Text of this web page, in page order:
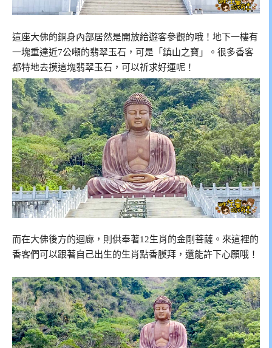
這座大佛的銅身內部居然是開放給遊客參觀的哦！地下一樓有
一塊重達近7公噸的翡翠玉石，可是「鎮山之寶」。很多香客
都特地去摸這塊翡翠玉石，可以祈求好運呢！
而在大佛後方的迴廊，則供奉著12生肖的金剛菩薩。來這裡的
香客們可以跟著自己出生的生肖點香膜拜，還能許下心願哦！